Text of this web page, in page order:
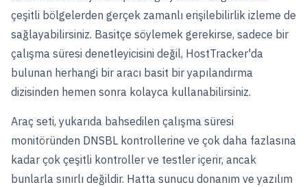
çeşitli bölgelerden gerçek zamanlı erişilebilirlik izleme de
sağlayabilirsiniz. Basitçe söylemek gerekirse, sadece bir
çalışma süresi denetleyicisini değil, HostTracker'da
bulunan herhangi bir aracı basit bir yapılandırma
dizisinden hemen sonra kolayca kullanabilirsiniz.
Araç seti, yukarıda bahsedilen çalışma süresi
monitöründen DNSBL kontrollerine ve çok daha fazlasına
kadar çok çeşitli kontroller ve testler içerir, ancak
bunlarla sınırlı değildir. Hatta sunucu donanım ve yazılım